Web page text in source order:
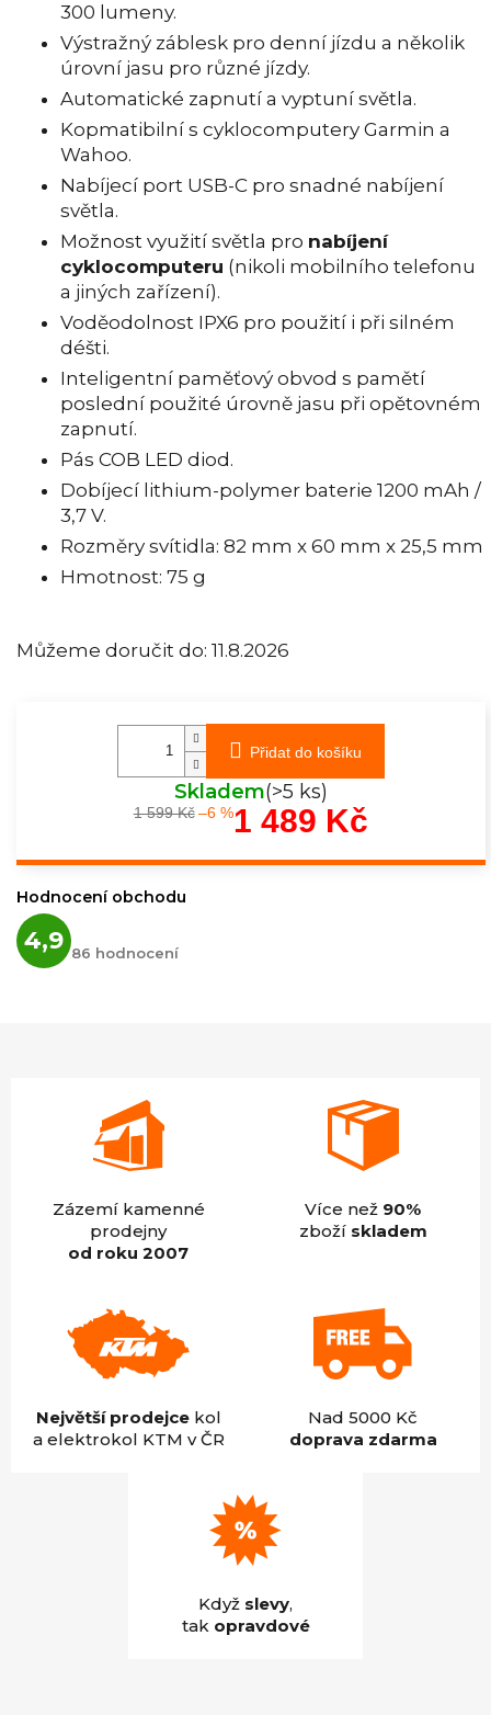
Můžeme doručit do: 11.8.2026
300 lumeny.
Výstražný záblesk pro denní jízdu a několik
úrovní jasu pro různé jízdy.
Automatické zapnutí a vyptuní světla.
Kopmatibilní s cyklocomputery Garmin a
Wahoo.
Nabíjecí port USB-C pro snadné nabíjení
světla.
Možnost využití světla pro nabíjení
cyklocomputeru (nikoli mobilního telefonu
a jiných zařízení).
Voděodolnost IPX6 pro použití i při silném
déšti.
Inteligentní paměťový obvod s pamětí
poslední použité úrovně jasu při opětovném
zapnutí.
Pás COB LED diod.
Dobíjecí lithium-polymer baterie 1200 mAh /
3,7 V.
Rozměry svítidla: 82 mm x 60 mm x 25,5 mm
Hmotnost: 75 g
Přidat do košíku
Skladem(>5 ks)
1 599 Kč –6 %1 489 Kč
Hodnocení obchodu
4,9 hodnocení
obchodu
86 hodnocení
Zázemí kamenné
prodejny
od roku 2007
Více než 90%
zboží skladem
Největší prodejcekol
a elektrokol KTM v ČR
Nad 5000 Kč
doprava zdarma
Když slevy,
tak opravdové